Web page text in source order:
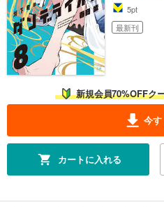
5pt
最新刊
新規会員70%OFFク
今
カートに入れる